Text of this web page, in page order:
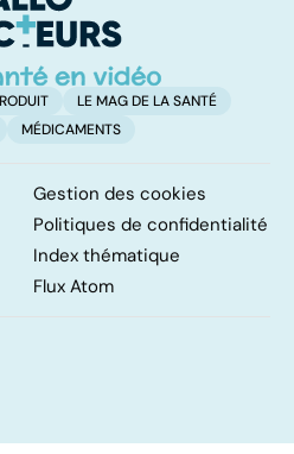
LE MAG DE LA SANTÉ
MÉDICAMENTS
Gestion des cookies
Politiques de confidentialité
Index thématique
Flux Atom